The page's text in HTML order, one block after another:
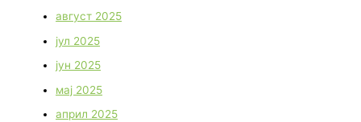
август 2025
јул 2025
јун 2025
мај 2025
април 2025